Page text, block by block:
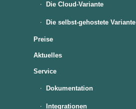
Die Cloud-Variante
Die selbst-gehostete Variante
Preise
Aktuelles
Service
Dokumentation
Integrationen